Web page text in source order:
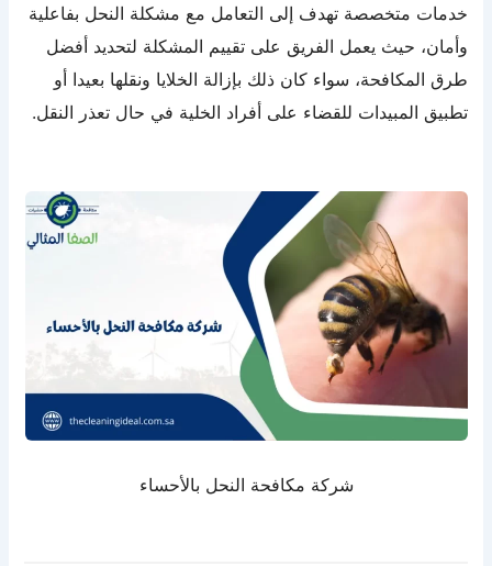
خدمات متخصصة تهدف إلى التعامل مع مشكلة النحل بفاعلية
وأمان، حيث يعمل الفريق على تقييم المشكلة لتحديد أفضل
طرق المكافحة، سواء كان ذلك بإزالة الخلايا ونقلها بعيدا أو
تطبيق المبيدات للقضاء على أفراد الخلية في حال تعذر النقل.
شركة مكافحة النحل بالأحساء